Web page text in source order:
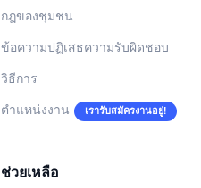
กฎของชุมชน
ข้อความปฏิเสธความรับผิดชอบ
วิธีการ
ตำแหน่งงาน เรารับสมัครงานอยู่!
ช่วยเหลือ